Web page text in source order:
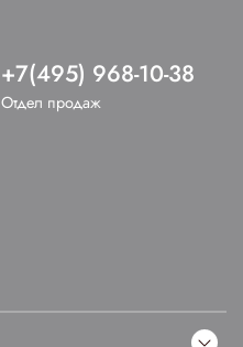
+7(495) 968-10-38
Отдел продаж